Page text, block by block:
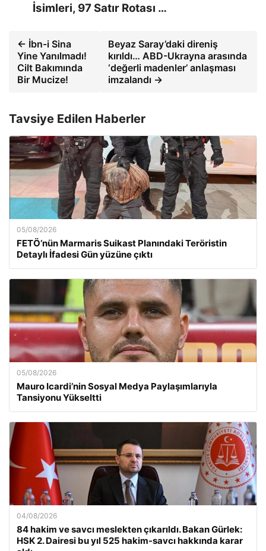
İsimleri, 97 Satır Rotası …
← İbn-i Sina
Yine Yanılmadı!
Cilt Bakımında
Bir Mucize!
Beyaz Saray’daki direniş
kırıldı… ABD-Ukrayna arasında
‘değerli madenler’ anlaşması
imzalandı →
Tavsiye Edilen Haberler
05/08/2026
FETÖ’nün Marmaris Suikast Planındaki Teröristin
Detaylı İfadesi Gün yüzüne çıktı
05/08/2026
Mauro Icardi’nin Sosyal Medya Paylaşımlarıyla
Tansiyonu Yükseltti
04/08/2026
84 hakim ve savcı meslekten çıkarıldı. Bakan Gürlek:
HSK 2. Dairesi bu yıl 525 hakim-savcı hakkında karar